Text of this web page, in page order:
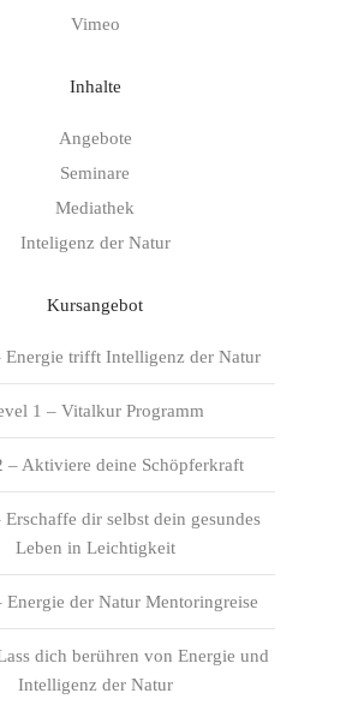
Vimeo
Inhalte
Angebote
Seminare
Mediathek
Inteligenz der Natur
Kursangebot
Energie trifft Intelligenz der Natur
1 – Vitalkur Programm
– Aktiviere deine Schöpferkraft
dir selbst dein gesundes
Leben in Leichtigkeit
Energie der Natur Mentoringreise
dich berühren von Energie und
Intelligenz der Natur